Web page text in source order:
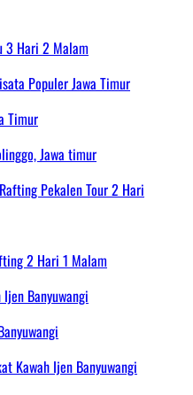
3 Hari 2 Malam
Timur
Jawa timur
2 Hari 1 Malam
Kawah Ijen Banyuwangi